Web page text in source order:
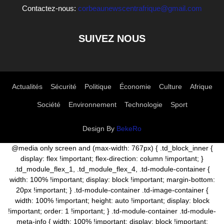
Contactez-nous: corbeaunewscentrafrique@gmail.com
SUIVEZ NOUS
Actualités Sécurité Politique Économie Culture Afrique
Société Environnement Technologie Sport
Design By BekeRo
@media only screen and (max-width: 767px) { .td_block_inner {
display: flex !important; flex-direction: column !important; }
.td_module_flex_1, .td_module_flex_4, .td-module-container {
width: 100% !important; display: block !important; margin-bottom:
20px !important; } .td-module-container .td-image-container {
width: 100% !important; height: auto !important; display: block
!important; order: 1 !important; } .td-module-container .td-module-
meta-info { width: 100% !important; display: block !important;